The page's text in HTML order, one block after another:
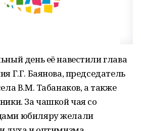
день её навестили глава
Г.Г. Баянова, председатель
В.М. Табанаков, а также
За чашкой чая со
юбиляру желали